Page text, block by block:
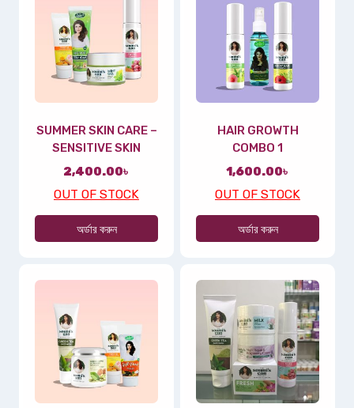
SUMMER SKIN CARE –
SENSITIVE SKIN
2,400.00৳
OUT OF STOCK
অর্ডার করুন
HAIR GROWTH
COMBO 1
1,600.00৳
OUT OF STOCK
অর্ডার করুন